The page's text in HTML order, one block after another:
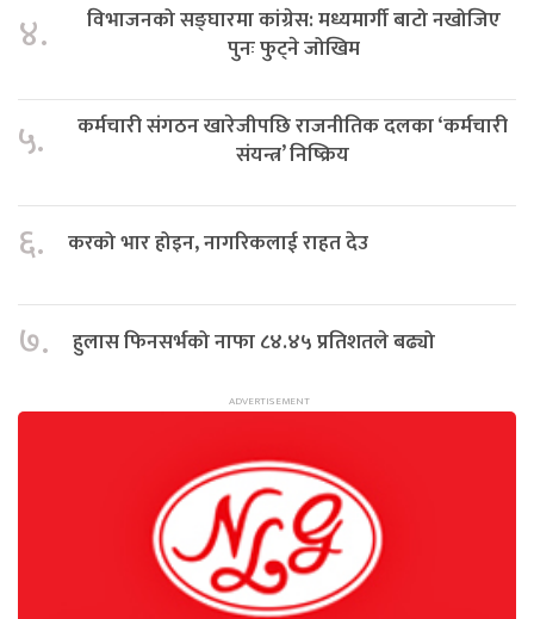
४.
विभाजनको सङ्घारमा कांग्रेस: मध्यमार्गी बाटो नखोजिए
पुनः फुट्ने जोखिम
५.
कर्मचारी संगठन खारेजीपछि राजनीतिक दलका ‘कर्मचारी
संयन्त्र’ निष्क्रिय
६. करको भार होइन, नागरिकलाई राहत देउ
७. हुलास फिनसर्भको नाफा ८४.४५ प्रतिशतले बढ्यो